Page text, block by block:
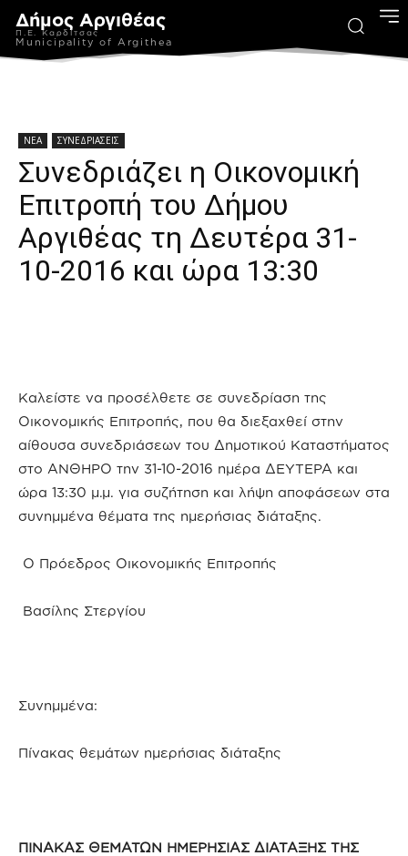
Δήμος Αργιθέας
Π.Ε. Καρδίτσας
Municipality of Argithea
ΝΕΑ ΣΥΝΕΔΡΙΑΣΕΙΣ
Συνεδριάζει η Οικονομική
Επιτροπή του Δήμου
Αργιθέας τη Δευτέρα 31-
10-2016 και ώρα 13:30
Καλείστε να προσέλθετε σε συνεδρίαση της
Οικονομικής Επιτροπής, που θα διεξαχθεί στην
αίθουσα συνεδριάσεων του Δημοτικού Καταστήματος
στο ΑΝΘΗΡΟ την 31-10-2016 ημέρα ΔΕΥΤΕΡΑ και
ώρα 13:30 μ.μ. για συζήτηση και λήψη αποφάσεων στα
συνημμένα θέματα της ημερήσιας διάταξης.
Ο Πρόεδρος Οικονομικής Επιτροπής
Βασίλης Στεργίου
Συνημμένα:
Πίνακας θεμάτων ημερήσιας διάταξης
ΠΙΝΑΚΑΣ ΘΕΜΑΤΩΝ ΗΜΕΡΗΣΙΑΣ ΔΙΑΤΑΞΗΣ ΤΗΣ